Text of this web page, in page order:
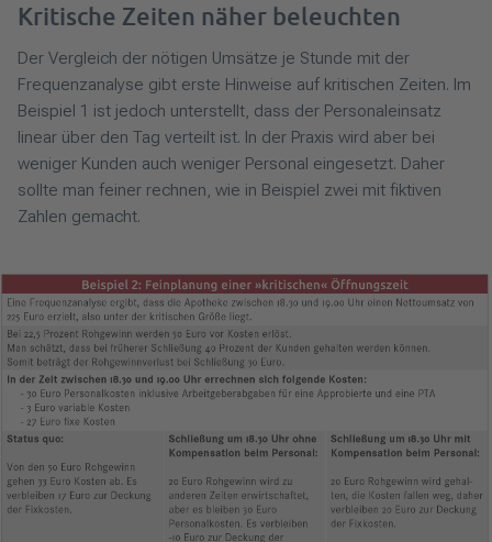
Kritische Zeiten näher beleuchten
Der Vergleich der nötigen Umsätze je Stunde mit der
Frequenzanalyse gibt erste Hinweise auf kritischen Zeiten. Im
Beispiel 1 ist jedoch unterstellt, dass der Personaleinsatz
linear über den Tag verteilt ist. In der Praxis wird aber bei
weniger Kunden auch weniger Personal eingesetzt. Daher
sollte man feiner rechnen, wie in Beispiel zwei mit fiktiven
Zahlen gemacht.